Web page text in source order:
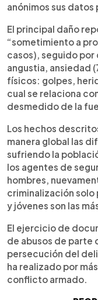
anónimos sus datos
El principal daño
“sometimiento a
casos), seguido
angustia, ansiedad
físicos: golpes,
cual se relaciona
desmedido de la
Los hechos
manera global las
sufriendo la
los agentes de
hombres,
criminalización solo
y jóvenes son las
El ejercicio de
de abusos de parte
persecución del
ha realizado por
conflicto armado.